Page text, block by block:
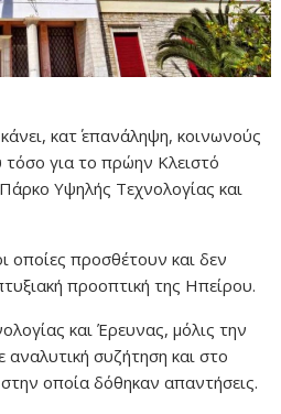
κατ΄ επανάληψη, κοινωνούς
για το πρώην Κλειστό
Υψηλής Τεχνολογίας και
οποίες προσθέτουν και δεν
προοπτική της Ηπείρου.
και Έρευνας, μόλις την
συζήτηση και στο
οποία δόθηκαν απαντήσεις.